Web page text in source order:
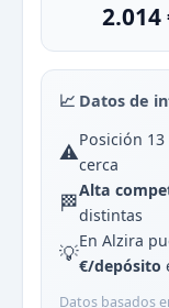
2.014
📈 Datos de
⚠️Posición
cerca
🏁Alta
distintas
💡En Alzira
€/depósito
Datos basados